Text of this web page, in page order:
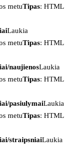
metuTipas: HTML
Laukia
metuTipas: HTML
naujienosLaukia
metuTipas: HTML
pasiulymaiLaukia
metuTipas: HTML
straipsniaiLaukia